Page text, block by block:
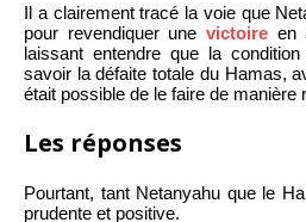
Il a clairement tracé la voie que
pour revendiquer une victoireen
laissant entendre que la
savoir la défaite totale du Hamas,
était possible de le faire de manière
Les réponses
Pourtant, tant Netanyahu que le
prudente et positive.